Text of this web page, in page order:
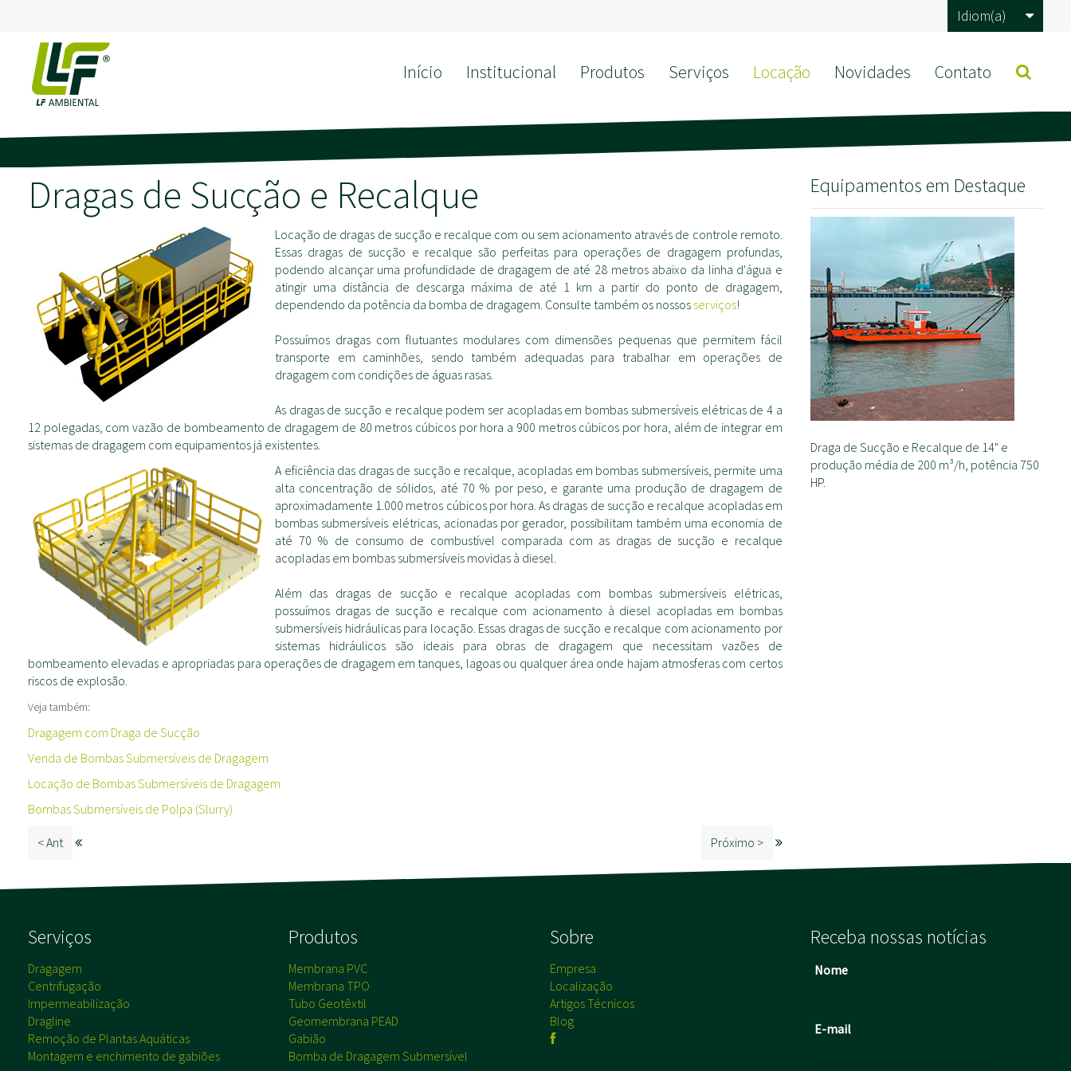
Idiom(a)
Início Institucional Produtos Serviços Locação Novidades Contato
Dragas de Sucção e Recalque
Locação de dragas de sucção e recalque com ou sem acionamento através de controle remoto.
Essas dragas de sucção e recalque são perfeitas para operações de dragagem profundas,
podendo alcançar uma profundidade de dragagem de até 28 metros abaixo da linha d'água e
atingir uma distância de descarga máxima de até 1 km a partir do ponto de dragagem,
dependendo da potência da bomba de dragagem. Consulte também os nossos serviços!
Possuímos dragas com flutuantes modulares com dimensões pequenas que permitem fácil
transporte em caminhões, sendo também adequadas para trabalhar em operações de
dragagem com condições de águas rasas.
As dragas de sucção e recalque podem ser acopladas em bombas submersíveis elétricas de 4 a
12 polegadas, com vazão de bombeamento de dragagem de 80 metros cúbicos por hora a 900 metros cúbicos por hora, além de integrar em
sistemas de dragagem com equipamentos já existentes.
A eficiência das dragas de sucção e recalque, acopladas em bombas submersíveis, permite uma
alta concentração de sólidos, até 70 % por peso, e garante uma produção de dragagem de
aproximadamente 1.000 metros cúbicos por hora. As dragas de sucção e recalque acopladas em
bombas submersíveis elétricas, acionadas por gerador, possibilitam também uma economia de
até 70 % de consumo de combustível comparada com as dragas de sucção e recalque
acopladas em bombas submersíveis movidas à diesel.
Além das dragas de sucção e recalque acopladas com bombas submersíveis elétricas,
possuímos dragas de sucção e recalque com acionamento à diesel acopladas em bombas
submersíveis hidráulicas para locação. Essas dragas de sucção e recalque com acionamento por
sistemas hidráulicos são ideais para obras de dragagem que necessitam vazões de
bombeamento elevadas e apropriadas para operações de dragagem em tanques, lagoas ou qualquer área onde hajam atmosferas com certos
riscos de explosão.
Veja também:
Dragagem com Draga de Sucção
Venda de Bombas Submersíveis de Dragagem
Locação de Bombas Submersíveis de Dragagem
Bombas Submersíveis de Polpa (Slurry)
< Ant Próximo >
Equipamentos em Destaque
Draga de Sucção e Recalque de 14" e
produção média de 200 m³/h, potência 750
HP.
Serviços
Dragagem
Centrifugação
Impermeabilização
Dragline
Remoção de Plantas Aquáticas
Montagem e enchimento de gabiões
Produtos
Membrana PVC
Membrana TPO
Tubo Geotêxtil
Geomembrana PEAD
Gabião
Bomba de Dragagem Submersível
Sobre
Empresa
Localização
Artigos Técnicos
Blog
Receba nossas notícias
Nome
E-mail